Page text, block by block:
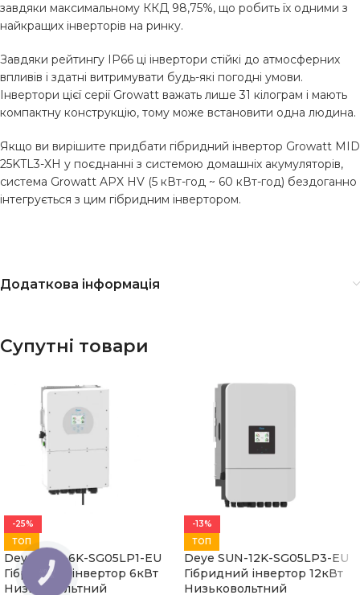
завдяки максимальному ККД 98,75%, що робить їх одними з
найкращих інверторів на ринку.
Завдяки рейтингу IP66 ці інвертори стійкі до атмосферних
впливів і здатні витримувати будь-які погодні умови.
Інвертори цієї серії Growatt важать лише 31 кілограм і мають
компактну конструкцію, тому може встановити одна людина.
Якщо ви вирішите придбати гібридний інвертор Growatt MID
25KTL3-XH у поєднанні з системою домашніх акумуляторів,
система Growatt APX HV (5 кВт-год ~ 60 кВт-год) бездоганно
інтегрується з цим гібридним інвертором.
Додаткова інформація
Супутні товари
-25%
ТОП
Deye SUN-6K-SG05LP1-EU
Гібридний інвертор 6кВт
Низьковольтний
-13%
ТОП
Deye SUN-12K-SG05LP3-EU
Гібридний інвертор 12кВт
Низьковольтний
КНОПКА
ЗВ'ЯЗКУ